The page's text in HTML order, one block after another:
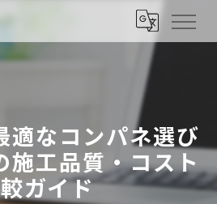
適なコンパネ選び
施工品質・コスト
ガイド